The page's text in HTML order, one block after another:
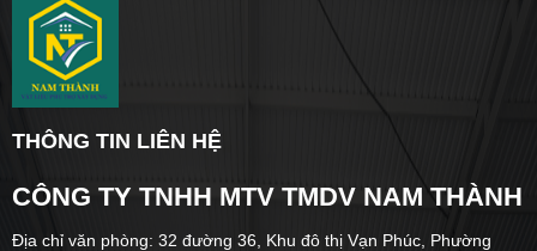
THÔNG TIN LIÊN HỆ
CÔNG TY TNHH MTV TMDV NAM THÀNH
Địa chỉ văn phòng: 32 đường 36, Khu đô thị Vạn Phúc, Phường